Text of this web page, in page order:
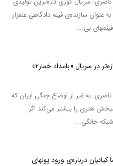
عنوان سازنده‌ی فیلم دادگاهی علفزار
بی...
در سریال «بامداد خمار۲»
به غیر از اوضاع جنگی ایران که
هنری را بیشتر می‌کند اگر
شبکه خانگی...
درباره‌ی ورود پولهای